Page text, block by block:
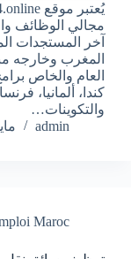
مجالي الوظائف
آخر المستجدات
المغرب وخارجه
العام والخاص
كندا، ألمانيا،
والتكوينات…
admin
مايو
Maroc